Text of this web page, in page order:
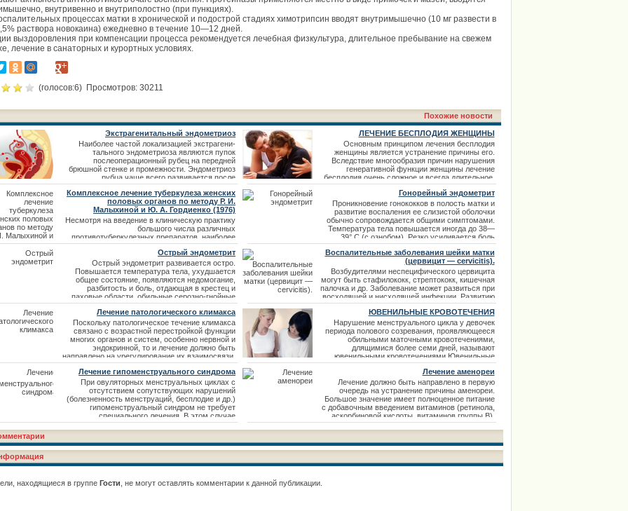
внутривенно и внутриполостно (при пункциях).
процессах матки в хронической и подострой стадиях химотрипсин вводят внутримышечно (10 мг развести в
раствора новокаина) ежедневно в течение 10—12 дней.
выздоровления при компенсации процесса рекомендуется лечебная физкультура, длительное пребывание на свежем
лечение в санаторных и курортных условиях.
(голосов:6) Просмотров: 30211
Похожие новости
Экстрагенитальный эндометриоз
Наиболее частой локализацией экстрагени-
тального эндометриоза являются пупок
послеоперационный рубец на передней
брюшной стенке и промежности. Эндометриоз
рубца чаще всего развивается после
гинекологических операций, поэтому при
операции на матке следует соблюдать
осторожность во избежание трансплантации
клеток эндометрия. При осмотре пупка или
рубца обнаруживаются синюшные образования
различной величины, откуда во
ЛЕЧЕНИЕ БЕСПЛОДИЯ ЖЕНЩИНЫ
Основным принципом лечения бесплодия
женщины является устранение причины его.
Вследствие многообразия причин нарушения
генеративной функции женщины лечение
бесплодия очень сложное и всегда длительное.
После установления диагноза прежде всего
составляют план лечения, определяющийся
общим состоянием больной и характером
заболевания, явившегося причиной бесплодия.
Чаще всего
Комплексное лечение туберкулеза женских
половых органов по методу Р. И.
Малыхиной и Ю. А. Гордиенко (1976)
Несмотря на введение в клиническую практику
большого числа различных
противотуберкулезных препаратов, наиболее
эффективными из них являются стрептомицин,
натрия парааминосалицилат (ПАСК), изониазид
(тубазид). Стрептомицин вводится
внутримышечно от 0,5 до 1 г в сутки и
непосредственно в очаг поражения — в
придатки матки путем пункции через своды
влагалища, инъекции в параметрий,
Гонорейный эндометрит
Проникновение гонококков в полость матки и
развитие воспаления ее слизистой оболочки
обычно сопровождается общими симптомами.
Температура тела повышается иногда до 38—
39° С (с ознобом). Резко усиливается боль
внизу живота (режущего характера), выделения
из канала шейки матки приобретают обильный,
жидкий характер (жидкий маточный секрет
примешивается к более густым слизист
Острый эндометрит
Острый эндометрит развивается остро.
Повышается температура тела, ухудшается
общее состояние, появляются недомогание,
разбитость и боль, отдающая в крестец и
паховые области, обильные серозно-гнойные
или кровянисто-гнойные выделения, иногда
метроррагия. При влагалищном исследовании
— матка увеличена, болезненна. При остром
эндометрите разрушается и некротизируется
функциональный слой эндометрия,
Воспалительные заболевания шейки матки
(цервицит — cervicitis).
Возбудителями неспецифического цервицита
могут быть стафилококк, стрептококк, кишечная
палочка и др. Заболевание может развиться при
восходящей и нисходящей инфекции. Развитию
воспаления способствуют общие истощающие
заболевания, чрезмерные механические и
химические раздражения (длительное ношение
пессариев, противозачаточных колпачков,
спринцевания), а также послеродовые
повреждения шейки матк
Лечение патологического климакса
Поскольку патологическое течение климакса
связано с возрастной перестройкой функции
многих органов и систем, особенно нервной и
эндокринной, то и лечение должно быть
направлено на урегулирование их взаимосвязи.
Назначают общеукрепляющую терапию,
симптоматическую, гормональную, физические
методы, психотерапию и др. Лечение следует
начинать с психотерапии. Лечащий врач должен
провести с больной бес
ЮВЕНИЛЬНЫЕ КРОВОТЕЧЕНИЯ
Нарушение менструального цикла у девочек
периода полового созревания, проявляющееся
обильными маточными кровотечениями,
длящимися более семи дней, называют
ювенильными кровотечениями.Ювенильные
кровотечения, истощая организм девочки,
наносят большой вред ее здоровью, а в
некоторых случаях являются угрожающими для
жизни. Этиология и патогенез ювенильных
кровот
Лечение гипоменструального синдрома
При овуляторных менструальных циклах с
отсутствием сопутствующих нарушений
(болезненность менструаций, бесплодие и др.)
гипоменструальный синдром не требует
специального лечения. В этом случае
рекомендуются общеукрепляющие мероприятия
(рациональное питание, правильное,
чередование труда и отдыха, физические
упражнения) и физиотерапевтические,
органов малого таза;
Лечение аменореи
Лечение должно быть направлено в первую
очередь на устранение причины аменореи.
Большое значение имеет полноценное питание
с добавочным введением витаминов (ретинола,
аскорбиновой кислоты, витаминов группы В),
физические упражнения, климатотерапия,
нормализация сна, труда и другие
общеукрепляющие мероприятия. Лечение
гормонами проводят с учетом стадии аменореи,
находящиеся в группе Гости , не могут оставлять комментарии к данной публикации.